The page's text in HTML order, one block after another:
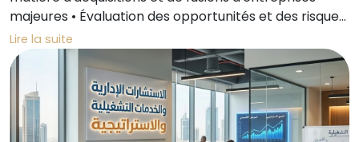
majeures • Évaluation des opportunités et des risques
pour garantir des décisions stratégiques éclairées •
Préparation et mise en œuvre de plans d'exécution
de fusions ou d'acquisitions
Lire la suite